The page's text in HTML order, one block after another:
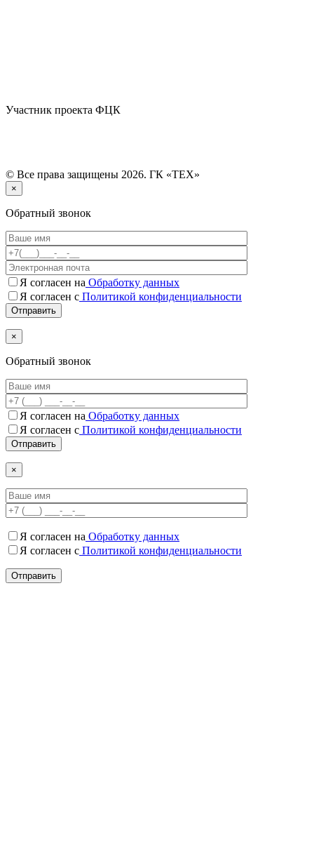
Участник проекта ФЦК
© Все права защищены 2026. ГК «ТЕХ»
×
Обратный звонок
Я согласен на Обработку данных
Я согласен с Политикой конфиденциальности
×
Обратный звонок
Я согласен на Обработку данных
Я согласен c Политикой конфиденциальности
×
Я согласен на Обработку данных
Я согласен c Политикой конфиденциальности